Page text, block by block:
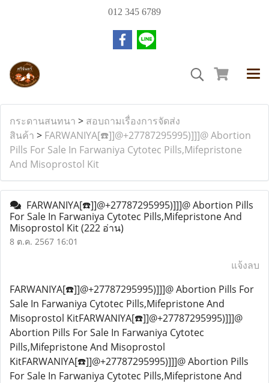
012 345 6789
กระดานสนทนา > สอบถามเรื่องการจัดส่ง
สินค้า > FARWANIYA[☎️]]@+27787295995)]]]@ Abortion
Pills For Sale In Farwaniya Cytotec Pills,Mifepristone
And Misoprostol Kit
FARWANIYA[☎️]]@+27787295995)]]]@ Abortion Pills
For Sale In Farwaniya Cytotec Pills,Mifepristone And
Misoprostol Kit(222 อ่าน)
8 ต.ค. 2567 16:01
แจ้งลบ
FARWANIYA[☎️]]@+27787295995)]]]@ Abortion Pills For
Sale In Farwaniya Cytotec Pills,Mifepristone And
Misoprostol KitFARWANIYA[☎️]]@+27787295995)]]]@
Abortion Pills For Sale In Farwaniya Cytotec
Pills,Mifepristone And Misoprostol
KitFARWANIYA[☎️]]@+27787295995)]]]@ Abortion Pills
For Sale In Farwaniya Cytotec Pills,Mifepristone And